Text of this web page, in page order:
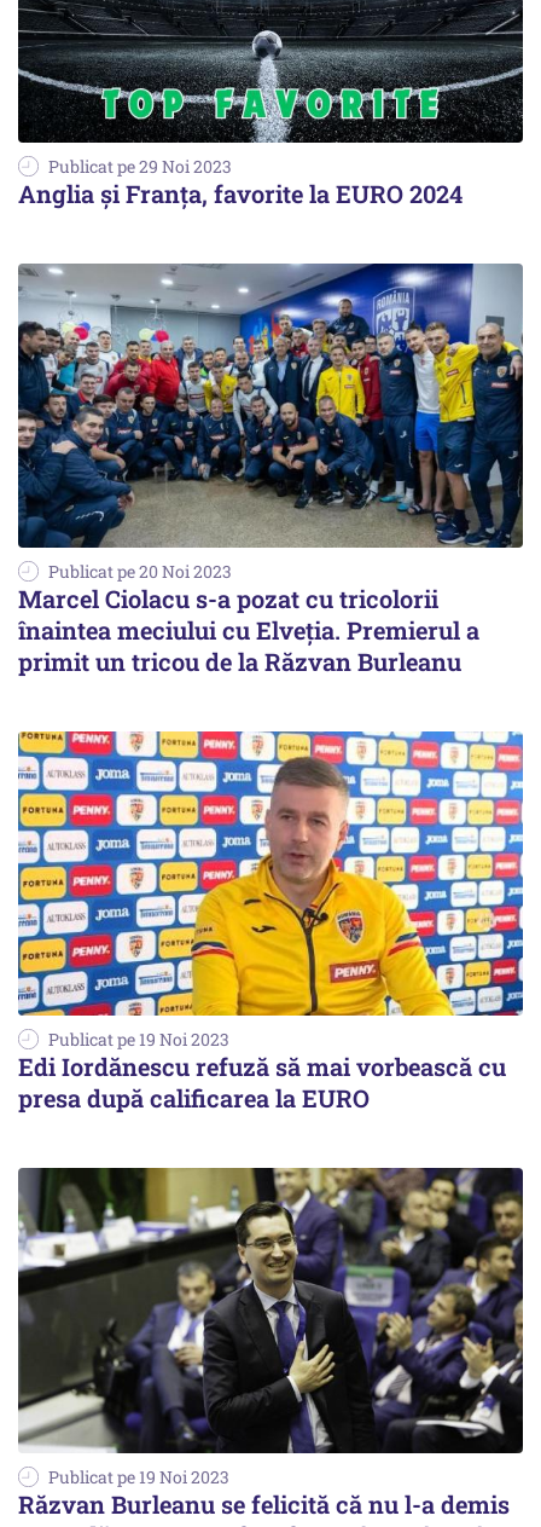
Publicat pe 29 Noi 2023
Anglia și Franța, favorite la EURO 2024
Publicat pe 20 Noi 2023
Marcel Ciolacu s-a pozat cu tricolorii
înaintea meciului cu Elveția. Premierul a
primit un tricou de la Răzvan Burleanu
Publicat pe 19 Noi 2023
Edi Iordănescu refuză să mai vorbească cu
presa după calificarea la EURO
Publicat pe 19 Noi 2023
Răzvan Burleanu se felicită că nu l-a demis